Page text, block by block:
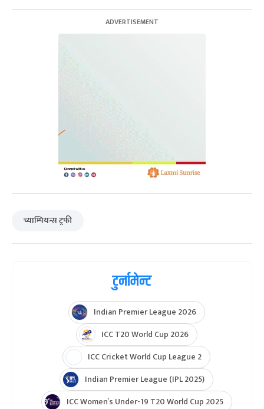
च्याम्पियन्स ट्रफी
टुर्नामेन्ट
Indian Premier League 2026
ICC T20 World Cup 2026
ICC Cricket World Cup League 2
Indian Premier League (IPL 2025)
ICC Women’s Under-19 T20 World Cup 2025